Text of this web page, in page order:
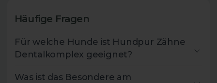
Häufige Fragen
Für welche Hunde ist Hundpur Zähne
Dentalkomplex geeignet?
Was ist das Besondere am